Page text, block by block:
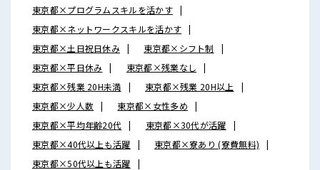
東京都×プログラムスキルを活かす
東京都×ネットワークスキルを活かす
東京都×土日祝日休み
東京都×シフト制
東京都×平日休み
東京都×残業なし
東京都×残業 20H未満
東京都×残業 20H以上
東京都×少人数
東京都×女性多め
東京都×平均年齢20代
東京都×30代が活躍
東京都×40代以上も活躍
東京都×寮あり (寮費無料)
東京都×50代以上も活躍